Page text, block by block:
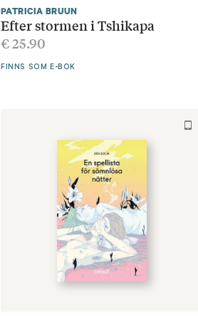
PATRICIA BRUUN
Efter stormen i Tshikapa
€25.90
FINNS SOM E-BOK